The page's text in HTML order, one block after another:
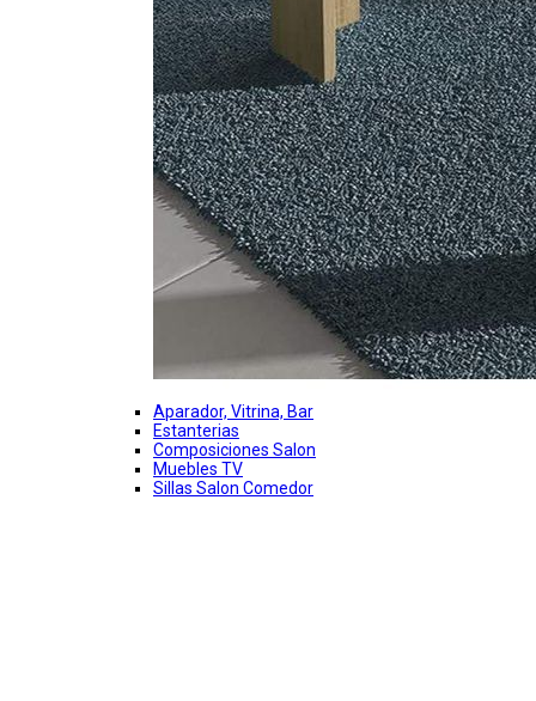
Aparador, Vitrina, Bar
Estanterias
Composiciones Salon
Muebles TV
Sillas Salon Comedor